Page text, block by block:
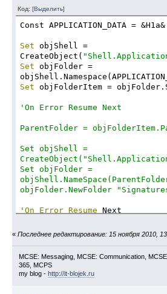
Код:[Выделить]
Const APPLICATION_DATA = &H1a&
Set objShell =
CreateObject(
Set objFolder =
Set objFolderItem =
'On Error Resume Next
ParentFolder =
Set objShell =
Set objFolder =
objFolder.NewFolder
' On Error Resume Next
Set objShell =
Set objFolderItem =
« Последнее редактирование: 15 ноября 2010,
MCSE: Messaging, MCSE: Communication,
365, MCPS
my blog - http://it-blojek.ru